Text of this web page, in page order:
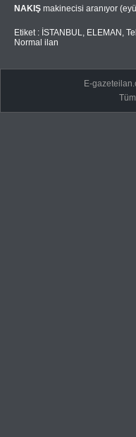
NAKIŞ makinecisi aranıyor
Etiket : İSTANBUL, ELEMAN ,
Normal ilan
E-